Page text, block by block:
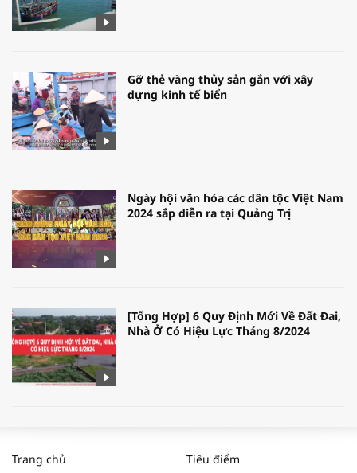
Gỡ thẻ vàng thủy sản gắn với xây
dựng kinh tế biển
Ngày hội văn hóa các dân tộc Việt Nam
2024 sắp diễn ra tại Quảng Trị
[Tổng Hợp] 6 Quy Định Mới Về Đất Đai,
Nhà Ở Có Hiệu Lực Tháng 8/2024
NAM NĂM 2024 VÀ NĂM 2025 | NHỊP
ĐẬP THỊ TRƯỜNG #62
Trang chủ Tiêu điểm